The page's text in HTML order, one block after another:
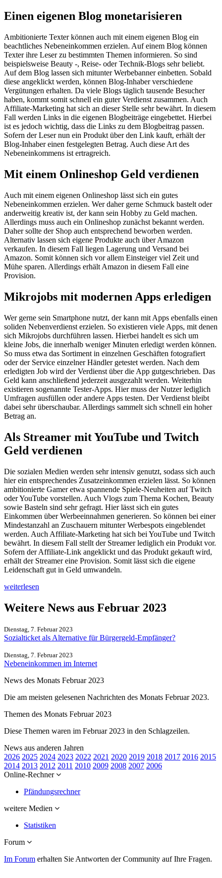
Einen eigenen Blog monetarisieren
Ambitionierte Texter können auch mit einem eigenen Blog ein
beachtliches Nebeneinkommen erzielen. Auf einem Blog können
Texter ihre Leser zu bestimmten Themen informieren. So sind
beispielsweise Beauty -, Reise- oder Technik-Blogs sehr beliebt.
Auf dem Blog lassen sich mitunter Werbebanner einbetten. Sobald
diese angeklickt werden, können Blog-Inhaber verschiedene
Vergütungen erhalten. Da viele Blogs täglich tausende Besucher
haben, kommt somit schnell ein guter Verdienst zusammen. Auch
Affiliate-Marketing hat sich an dieser Stelle sehr bewährt. In diesem
Fall werden Links in die eigenen Blogbeiträge eingebettet. Hierbei
ist es jedoch wichtig, dass die Links zu dem Blogbeitrag passen.
Sofern der Leser nun ein Produkt über den Link kauft, erhält der
Blog-Inhaber einen festgelegten Betrag. Auch diese Art des
Nebeneinkommens ist ertragreich.
Mit einem Onlineshop Geld verdienen
Auch mit einem eigenen Onlineshop lässt sich ein gutes
Nebeneinkommen erzielen. Wer daher gerne Schmuck bastelt oder
anderweitig kreativ ist, der kann sein Hobby zu Geld machen.
Allerdings muss auch ein Onlineshop zunächst bekannt werden.
Daher sollte der Shop auch entsprechend beworben werden.
Alternativ lassen sich eigene Produkte auch über Amazon
verkaufen. In diesem Fall liegen Lagerung und Versand bei
Amazon. Somit können sich vor allem Einsteiger viel Zeit und
Mühe sparen. Allerdings erhält Amazon in diesem Fall eine
Provision.
Mikrojobs mit modernen Apps erledigen
Wer gerne sein Smartphone nutzt, der kann mit Apps ebenfalls einen
soliden Nebenverdienst erzielen. So existieren viele Apps, mit denen
sich Mikrojobs durchführen lassen. Hierbei handelt es sich um
kleine Jobs, die innerhalb weniger Minuten erledigt werden können.
So muss etwa das Sortiment in einzelnen Geschäften fotografiert
oder der Service einzelner Händler getestet werden. Nach dem
erledigten Job wird der Verdienst über die App gutgeschrieben. Das
Geld kann anschließend jederzeit ausgezahlt werden. Weiterhin
existieren sogenannte Tester-Apps. Hier muss der Nutzer lediglich
Umfragen ausfüllen oder andere Apps testen. Der Verdienst bleibt
dabei sehr überschaubar. Allerdings sammelt sich schnell ein hoher
Betrag an.
Als Streamer mit YouTube und Twitch
Geld verdienen
Die sozialen Medien werden sehr intensiv genutzt, sodass sich auch
hier ein entsprechendes Zusatzeinkommen erzielen lässt. So können
ambitionierte Gamer etwa spannende Spiele-Neuheiten auf Twitch
oder YouTube vorstellen. Auch Vlogs zum Thema Kochen, Beauty
sowie Basteln sind sehr gefragt. Hier lässt sich ein gutes
Einkommen über Werbeeinnahmen generieren. So können bei einer
Mindestanzahl an Zuschauern mitunter Werbespots eingeblendet
werden. Auch Affiliate-Marketing hat sich bei YouTube und Twitch
bewährt. In diesem Fall stellt der Streamer lediglich ein Produkt vor.
Sofern der Affiliate-Link angeklickt und das Produkt gekauft wird,
erhält der Streamer eine Provision. Somit lässt sich die eigene
Leidenschaft gut in Geld umwandeln.
weiterlesen
Weitere News aus Februar 2023
Dienstag, 7. Februar 2023
Sozialticket als Alternative für Bürgergeld-Empfänger?
Dienstag, 7. Februar 2023
Nebeneinkommen im Internet
News des Monats Februar 2023
Die am meisten gelesenen Nachrichten des Monats Februar 2023.
Themen des Monats Februar 2023
Diese Themen waren im Februar 2023 in den Schlagzeilen.
News aus anderen Jahren
2026 2025 2024 2023 2022 2021 2020 2019 2018 2017 2016 2015
2014 2013 2012 2011 2010 2009 2008 2007 2006
Online-Rechner
Pfändungsrechner
weitere Medien
Statistiken
Forum
Im Forum erhalten Sie Antworten der Community auf Ihre Fragen.